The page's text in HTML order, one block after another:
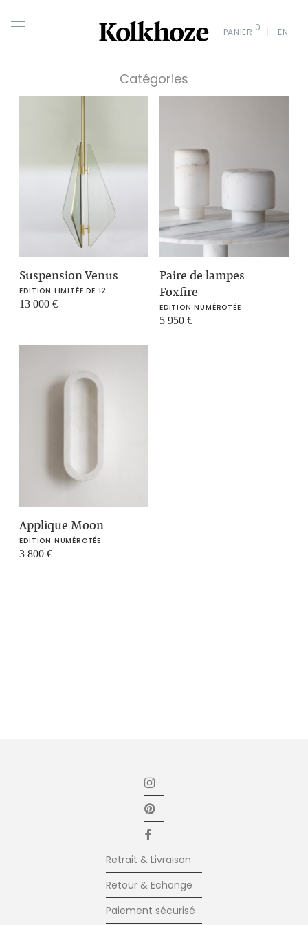
PANIER 0 EN
Catégories
Suspension Venus
EDITION LIMITÉE DE 12
13 000€
Paire de lampes
Foxfire
EDITION NUMÉROTÉE
5 950 €
Applique Moon
EDITION NUMÉROTÉE
3 800€
Retrait & Livraison
Retour & Echange
Paiement sécurisé